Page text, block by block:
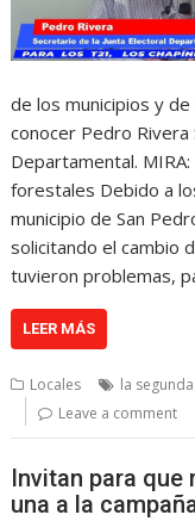
de los municipios y
conocer Pedro Rivera
Departamental.
forestales Debido a
municipio de San
solicitando el cambio
tuvieron problemas,
LEER MÁS
Locales la
Leave a comment
Invitan para
una a la